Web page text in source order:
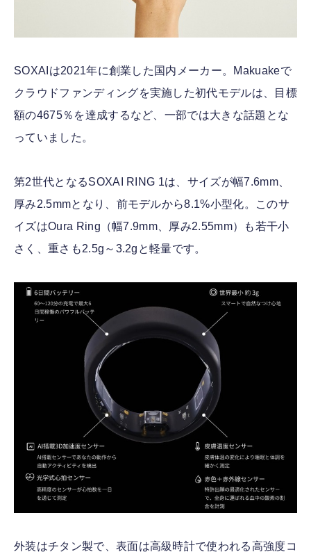
SOXAIは2021年に創業した国内メーカー。Makuakeで
クラウドファンディングを実施した初代モデルは、目標
額の4675％を達成するなど、一部では大きな話題とな
っていました。
第2世代となるSOXAI RING 1は、サイズが幅7.6mm、
厚み2.5mmとなり、前モデルから8.1%小型化。このサ
イズはOura Ring（幅7.9mm、厚み2.55mm）も若干小
さく、重さも2.5g～3.2gと軽量です。
外装はチタン製で、表面は高級時計で使われる高強度コ